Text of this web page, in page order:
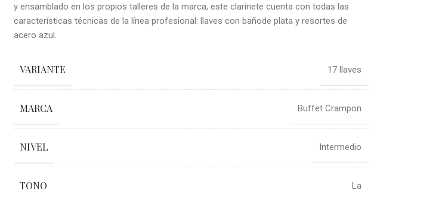
y ensamblado en los propios talleres de la marca, este clarinete cuenta con todas las
características técnicas de la línea profesional: llaves con bañode plata y resortes de
acero azul.
VARIANTE 17 llaves
MARCA Buffet Crampon
NIVEL Intermedio
TONO La